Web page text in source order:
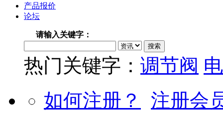
产品报价
论坛
请输入关键字：
热门关键字： 调节阀
如何注册？
注册会